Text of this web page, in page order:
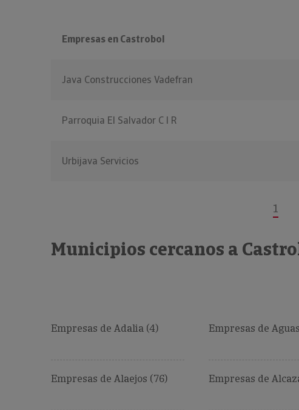
Empresas en Castrobol
Java Construcciones Vadefran
Parroquia El Salvador C I R
Urbijava Servicios
1
Municipios cercanos a
Empresas de Adalia (4) Empresas de
Empresas de Alaejos (76) Empresas de